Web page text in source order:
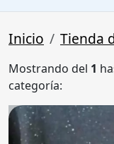
Inicio Tienda
Mostrando del 1
categoría: